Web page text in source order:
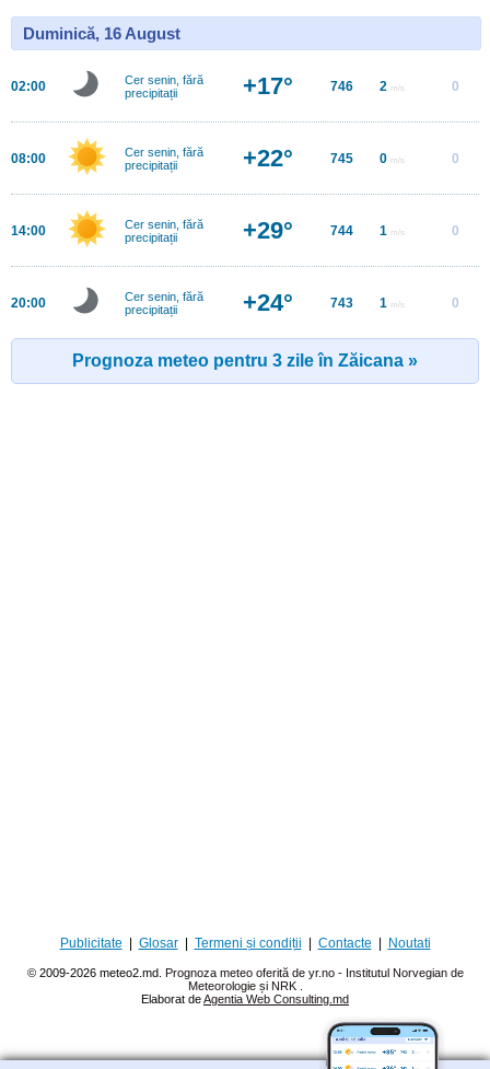
Duminică, 16 August
02:00
Cer senin, fără
precipitații
+17° 746 2 m/s 0
08:00
Cer senin, fără
precipitații
+22° 745 0 m/s 0
14:00
Cer senin, fără
precipitații
+29° 744 1 m/s 0
20:00
Cer senin, fără
precipitații
+24° 743 1 m/s 0
Prognoza meteo pentru 3 zile în Zăicana »
Publicitate Glosar| Termeni și condiții Contacte Noutati
© 2009-2026 meteo2.md. Prognoza meteo oferită de yr.no - Institutul Norvegian de
Meteorologie și NRK
Elaborat deAgentia Web Consulting.md